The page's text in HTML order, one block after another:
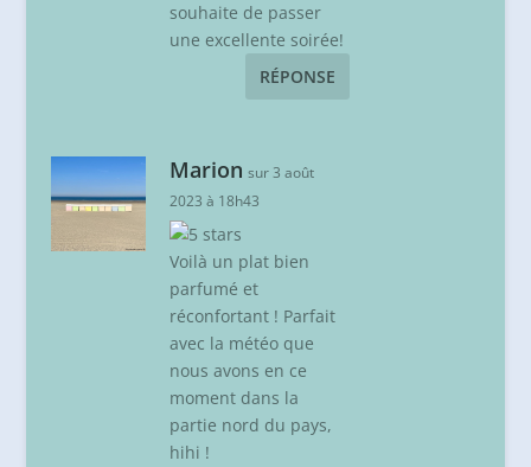
souhaite de passer
une excellente soirée!
RÉPONSE
Marion sur 3 août
2023 à 18h43
Voilà un plat bien
parfumé et
réconfortant ! Parfait
avec la météo que
nous avons en ce
moment dans la
partie nord du pays,
hihi !